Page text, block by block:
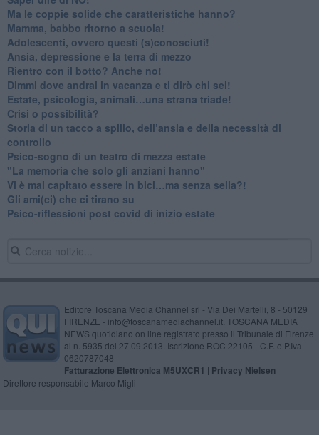
​Ma le coppie solide che caratteristiche hanno?
​Mamma, babbo ritorno a scuola!
Adolescenti, ovvero questi (s)conosciuti!
Ansia, depressione e la terra di mezzo
​Rientro con il botto? Anche no!
Dimmi dove andrai in vacanza e ti dirò chi sei!
​Estate, psicologia, animali…una strana triade!
​Crisi o possibilità?
​Storia di un tacco a spillo, dell’ansia e della necessità di
controllo
​Psico-sogno di un teatro di mezza estate
"La memoria che solo gli anziani hanno"
​Vi è mai capitato essere in bici…ma senza sella?!
​Gli ami(ci) che ci tirano su
Psico-riflessioni post covid di inizio estate
Editore Toscana Media Channel srl - Via Dei Martelli, 8 - 50129
FIRENZE - info@toscanamediachannel.it. TOSCANA MEDIA
NEWS quotidiano on line registrato presso il Tribunale di Firenze
al n. 5935 del 27.09.2013. Iscrizione ROC 22105 - C.F. e P.Iva
0620787048
Fatturazione Elettronica M5UXCR1 | Privacy Nielsen
Direttore responsabile Marco Migli